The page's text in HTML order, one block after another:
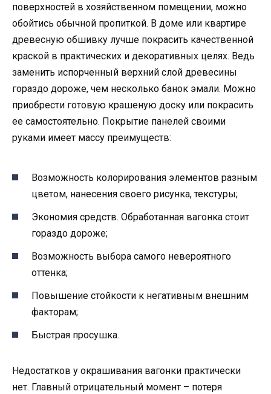
поверхностей в хозяйственном помещении, можно
обойтись обычной пропиткой. В доме или квартире
древесную обшивку лучше покрасить качественной
краской в практических и декоративных целях. Ведь
заменить испорченный верхний слой древесины
гораздо дороже, чем несколько банок эмали. Можно
приобрести готовую крашеную доску или покрасить
ее самостоятельно. Покрытие панелей своими
руками имеет массу преимуществ:
Возможность колорирования элементов разным
цветом, нанесения своего рисунка, текстуры;
Экономия средств. Обработанная вагонка стоит
гораздо дороже;
Возможность выбора самого невероятного
оттенка;
Повышение стойкости к негативным внешним
факторам;
Быстрая просушка.
Недостатков у окрашивания вагонки практически
нет. Главный отрицательный момент – потеря